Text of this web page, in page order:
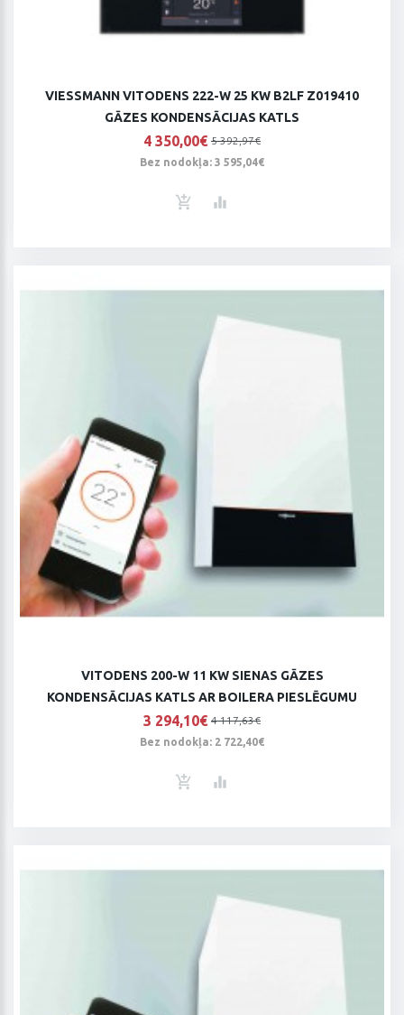
VIESSMANN VITODENS 222-W 25 KW B2LF Z019410
GĀZES KONDENSĀCIJAS KATLS
4 350,00€ 5 392,97€
Bez nodokļa: 3 595,04€
VITODENS 200-W 11 KW SIENAS GĀZES
KONDENSĀCIJAS KATLS AR BOILERA PIESLĒGUMU
3 294,10€ 4 117,63€
Bez nodokļa: 2 722,40€